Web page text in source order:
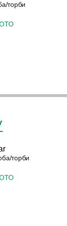
торби
торби